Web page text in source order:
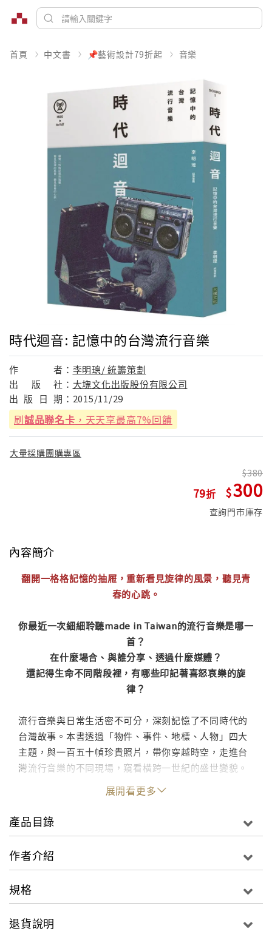
首頁 中文書 📌藝術設計79折起 音樂
時代迴音: 記憶中的台灣流行音樂
作 者： 李明璁/ 統籌策劃
出
版 社： 大塊文化出版股份有限公司
出 版 日 期： 2015/11/29
刷誠品聯名卡 ，天天享最高7%回饋
大量採購團購專區
79
380
300
查詢門市庫存
內容簡介
翻開一格格記憶的抽屜，重新看見旋律的風景，聽見青
春的心跳。
你最近一次細細聆聽made in Taiwan的流行音樂是哪一
首？
在什麼場合、與誰分享、透過什麼媒體？
還記得生命不同階段裡，有哪些印記著喜怒哀樂的旋
律？
流行音樂與日常生活密不可分，深刻記憶了不同時代的
台灣故事。本書透過「物件、事件、地標、人物」四大
主題，與一百五十幀珍貴照片，帶你穿越時空，走進台
灣流行音樂的不同現場，窺看橫跨一世紀的盛世變貌。
賞玩黑膠、卡帶、CD、MP3到數位串流，回顧音樂載體
如何演進、影響聆聽。重訪音樂喫茶、唱片行、歌廳、
紅包場、中華體育館⋯⋯，體會餘音繞樑的感動。再回
立樂團，細數台灣驕傲的聲音。別忘了無奇不有的禁
的電影配樂⋯⋯
本書由台大社會系教授李明璁所帶領的團隊，歷時一年
展開看更多
產品目錄
作者介紹
規格
退貨說明